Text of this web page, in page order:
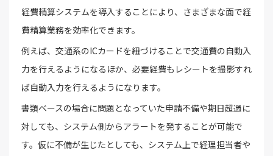
経費精算システムを導入することにより、さまざまな面で経
費精算業務を効率化できます。
例えば、交通系のICカードを紐づけることで交通費の自動入
力を行えるようになるほか、必要経費もレシートを撮影すれ
ば自動入力を行えるようになります。
書類ベースの場合に問題となっていた申請不備や期日超過に
対しても、システム側からアラートを発することが可能で
す。仮に不備が生じたとしても、システム上で経理担当者や